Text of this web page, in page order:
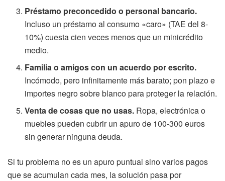
Préstamo preconcedido o personal bancario.
Incluso un préstamo al consumo «caro» (TAE del 8-
10%) cuesta cien veces menos que un minicrédito
medio.
Familia o amigos con un acuerdo por escrito.
Incómodo, pero infinitamente más barato; pon plazo e
importes negro sobre blanco para proteger la relación.
Venta de cosas que no usas. Ropa, electrónica o
muebles pueden cubrir un apuro de 100-300 euros
sin generar ninguna deuda.
Si tu problema no es un apuro puntual sino varios pagos
que se acumulan cada mes, la solución pasa por